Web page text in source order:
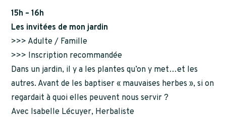
15h – 16h
Les invitées de mon jardin
>>> Adulte / Famille
>>> Inscription recommandée
Dans un jardin, il y a les plantes qu’on y met…et les
autres. Avant de les baptiser « mauvaises herbes », si on
regardait à quoi elles peuvent nous servir ?
Avec Isabelle Lécuyer, Herbaliste